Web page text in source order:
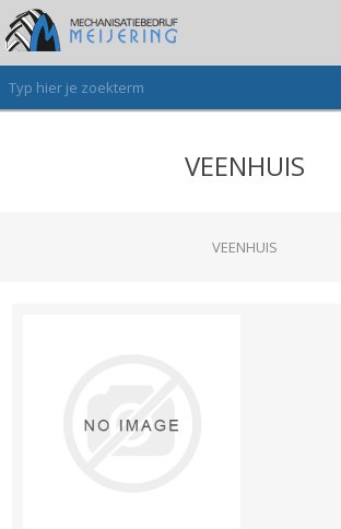
AANMELDEN ALS NIEUWE KLANTVEENHUIS
VEENHUIS